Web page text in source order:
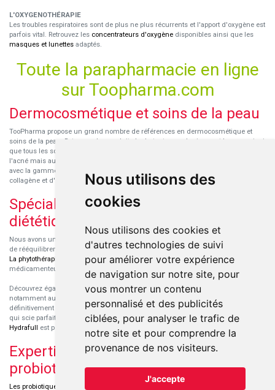
Nous utilisons des
cookies
Nous utilisons des cookies et
d'autres technologies de suivi
pour améliorer votre expérience
de navigation sur notre site, pour
vous montrer un contenu
personnalisé et des publicités
ciblées, pour analyser le trafic de
notre site et pour comprendre la
provenance de nos visiteurs.
J'accepte
L'OXYGENOTHÉRAPIE
Les troubles respiratoires sont de plus ne plus récurrents et l'apport d'oxygène est
parfois vital. Retrouvez les concentrateurs d'oxygène disponibles ainsi que les
masques et lunettes adaptés.
Toute la parapharmacie en ligne
sur Toopharma.com
Dermocosmétique et soins de la peau
TooPharma propose un grand nombre de références en dermocosmétique et
soins de la peau. Retrouvez les produits hydratants pour le visage et le corps ainsi
que tous les soins pour peaux sensibles ou à tendance atopique, les soins pour
l'acné mais aussi des démaquillants. Découvrez nos nouvelles références SVR
avec la gamme anti-âge pour les peaux encore jeunes
collagène et d'acide hyaluronique.
Spécialisation en micronutrition et
diététique
Nous avons un engouement particulier pour la micronutrition qui permet souvent
de rééquilibrer des carences ou d'améliorer des troubles métaboliques mineurs.
La phytothérapie
l'aromathérapiesont souvent complémentaires de traitements
médicamenteux lorsqu'ils sont bien conseillés.
Découvrez également les protéines et les produits de nutrition sportive,
notamment au sein de la gamme française
Eric Favre
. Cette gamme est
définitivement axée sur le choix qualitatif des ingrédients et sur une formulation
qui scie parfaitement aux besoins de chaque sportif. La gamme hydratation
Hydrafull est pensée pour une hydratation maximale.
Expertise dans le domaine des
probiotiques
Les probiotiques font parti des découvertes médicales majeures dans l'arsenal